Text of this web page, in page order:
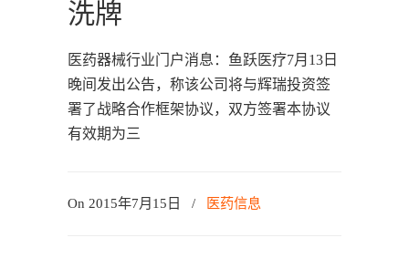
洗牌
医药器械行业门户消息：鱼跃医疗7月13日
晚间发出公告，称该公司将与辉瑞投资签
署了战略合作框架协议，双方签署本协议
有效期为三
On 2015年7月15日 / 医药信息